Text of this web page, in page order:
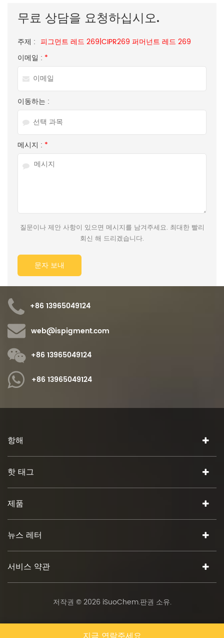
무료 상담을 요청하십시오.
주제 : 피그먼트 레드 269|CIPR269 퍼머넌트 레드 269
이메일 : *
이동하는 :
메시지 : *
질문이나 제안 사항이 있으면 메시지를 남겨주세요. 최대한 빨리
회신 해 드리겠습니다.
+86 13965049124
web@ispigment.com
+86 13965049124
+86 13965049124
항해
핫 태그
제품
뉴스 레터
서비스 약관
저작권 © 2026 iSuoChem.판권 소유.